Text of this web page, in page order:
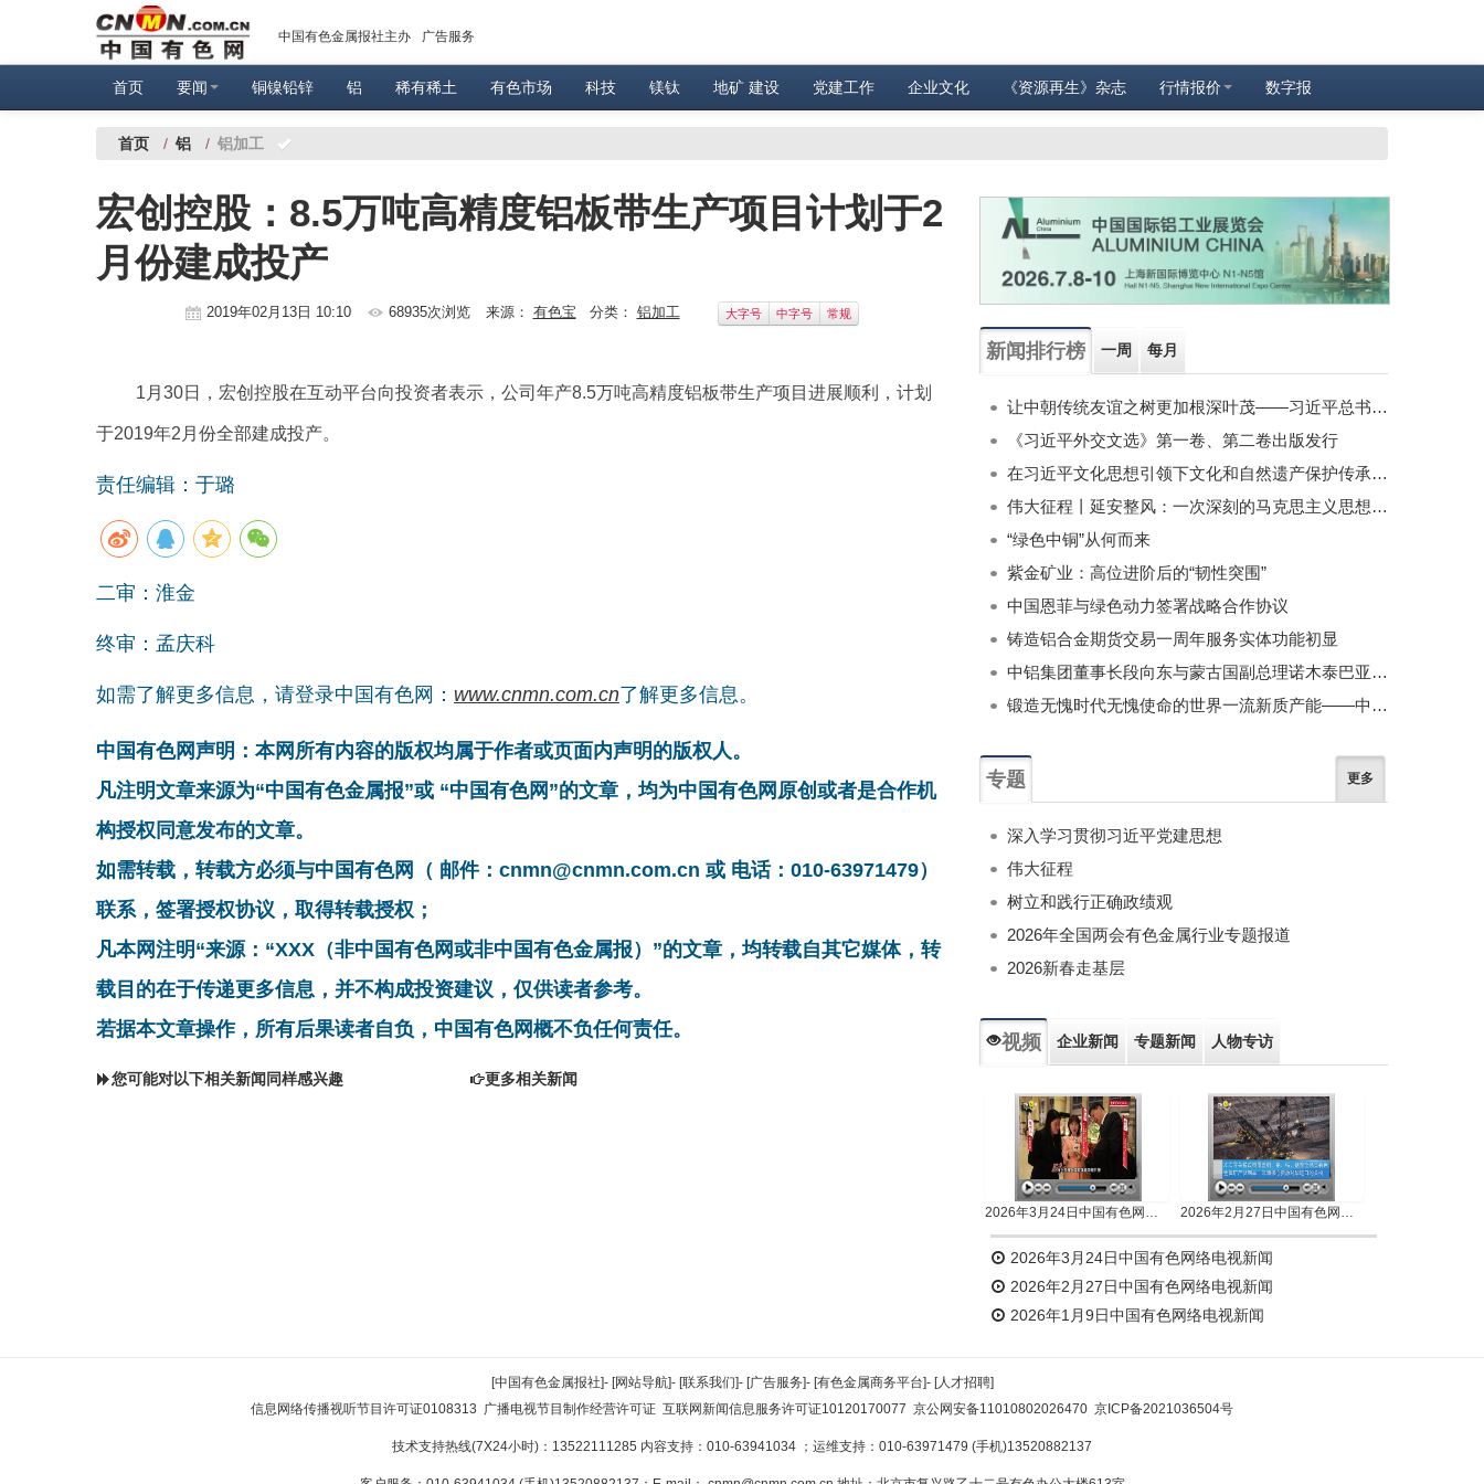
中国有色金属报社主办 广告服务
首页 要闻 铜镍铅锌 铝 稀有稀土 有色市场 科技 镁钛 地矿 建设 党建工作 企业文化 《资源再生》杂志 行情报价 数字报
首页 / 铝 / 铝加工
宏创控股：8.5万吨高精度铝板带生产项目计划于2
月份建成投产
2019年02月13日 10:10 68935次浏览 来源： 有色宝 分类： 铝加工 大字号 中字号 常规
1月30日，宏创控股在互动平台向投资者表示，公司年产8.5万吨高精度铝板带生产项目进展顺利，计划
于2019年2月份全部建成投产。
责任编辑：于璐
二审：淮金
终审：孟庆科
如需了解更多信息，请登录中国有色网： www.cnmn.com.cn了解更多信息。
中国有色网声明：本网所有内容的版权均属于作者或页面内声明的版权人。
凡注明文章来源为“中国有色金属报”或 “中国有色网”的文章，均为中国有色网原创或者是合作机
构授权同意发布的文章。
如需转载，转载方必须与中国有色网（ 邮件：cnmn@cnmn.com.cn 或 电话：010-63971479）
联系，签署授权协议，取得转载授权；
凡本网注明“来源：“XXX（非中国有色网或非中国有色金属报）”的文章，均转载自其它媒体，转
载目的在于传递更多信息，并不构成投资建议，仅供读者参考。
若据本文章操作，所有后果读者自负，中国有色网概不负任何责任。
您可能对以下相关新闻同样感兴趣 更多相关新闻
新闻排行榜 一周 每月
让中朝传统友谊之树更加根深叶茂——习近平总书记对朝鲜进行国事访问纪实
《习近平外交文选》第一卷、第二卷出版发行
在习近平文化思想引领下文化和自然遗产保护传承利用工作开创新局面
伟大征程丨延安整风：一次深刻的马克思主义思想教育运动
“绿色中铜”从何而来
紫金矿业：高位进阶后的“韧性突围”
中国恩菲与绿色动力签署战略合作协议
铸造铝合金期货交易一周年服务实体功能初显
中铝集团董事长段向东与蒙古国副总理诺木泰巴亚尔举行会谈
锻造无愧时代无愧使命的世界一流新质产能——中国有色金属工业的战略应对与破局之道（二）
专题 更多
深入学习贯彻习近平党建思想
伟大征程
树立和践行正确政绩观
2026年全国两会有色金属行业专题报道
2026新春走基层
视频 企业新闻 专题新闻 人物专访
2026年3月24日中国有色网络电视新闻 2026年2月27日中国有色网络电视新闻
2026年3月24日中国有色网络电视新闻
2026年2月27日中国有色网络电视新闻
2026年1月9日中国有色网络电视新闻
[中国有色金属报社]- [网站导航]- [联系我们]- [广告服务]- [有色金属商务平台]- [人才招聘]
信息网络传播视听节目许可证0108313 广播电视节目制作经营许可证 互联网新闻信息服务许可证10120170077 京公网安备11010802026470 京ICP备2021036504号
技术支持热线(7X24小时)：13522111285 内容支持：010-63941034 ；运维支持：010-63971479 (手机)13520882137